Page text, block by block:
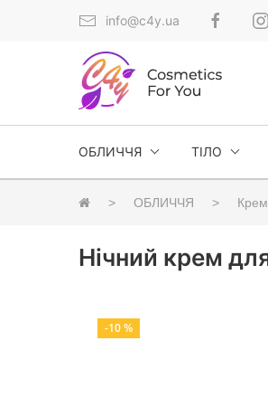
info@c4y.ua
ОБЛИЧЧЯ ТІЛО
ОБЛИЧЧЯ
Нічний крем
-10 %